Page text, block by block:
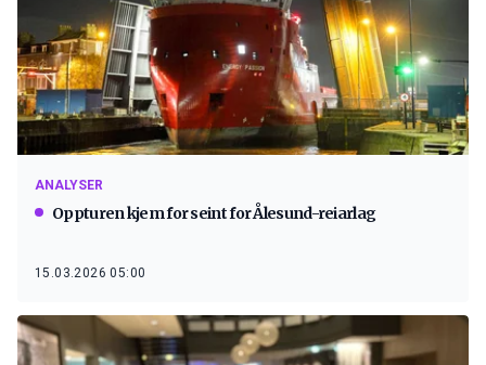
ANALYSER
Oppturen kjem for seint for Ålesund-reiarlag
15.03.2026 05:00